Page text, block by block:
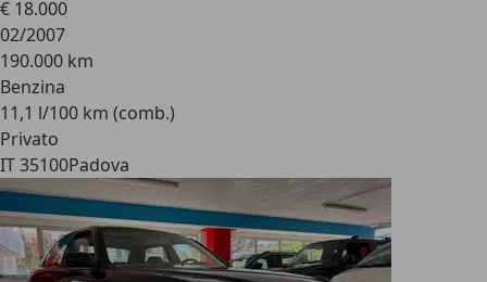
€ 18.000
02/2007
190.000 km
Benzina
11,1 l/100 km (comb.)
Privato
IT 35100Padova